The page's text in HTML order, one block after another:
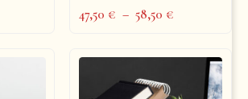
47,50€ – 58,50€